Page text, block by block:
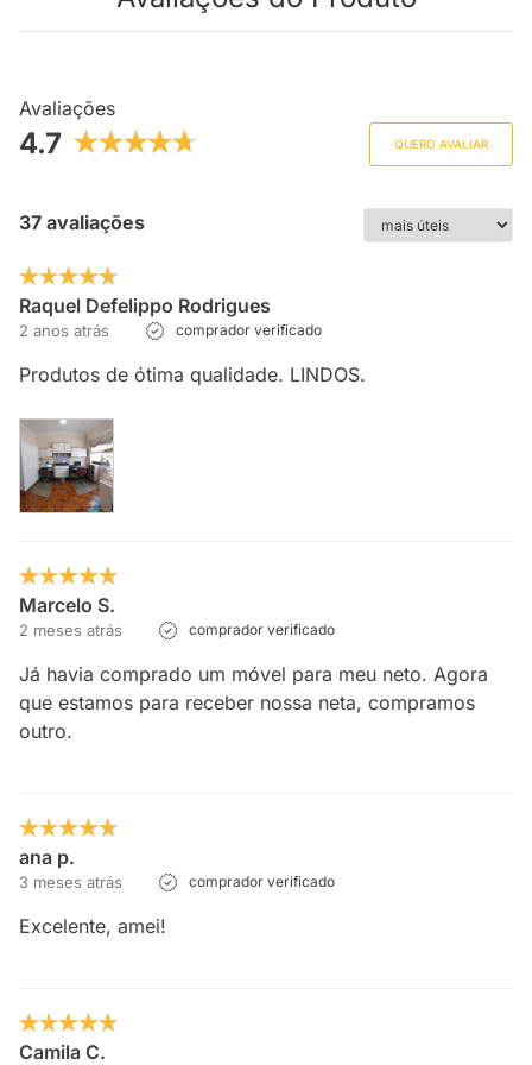
Avaliações
4.7 QUERO AVALIAR
37 avaliações
Raquel Defelippo Rodrigues
2 anos atrás comprador verificado
Produtos de ótima qualidade. LINDOS.
Marcelo S.
2 meses atrás comprador verificado
Já havia comprado um móvel para meu neto. Agora
que estamos para receber nossa neta, compramos
outro.
ana p.
3 meses atrás comprador verificado
Excelente, amei!
Camila C.